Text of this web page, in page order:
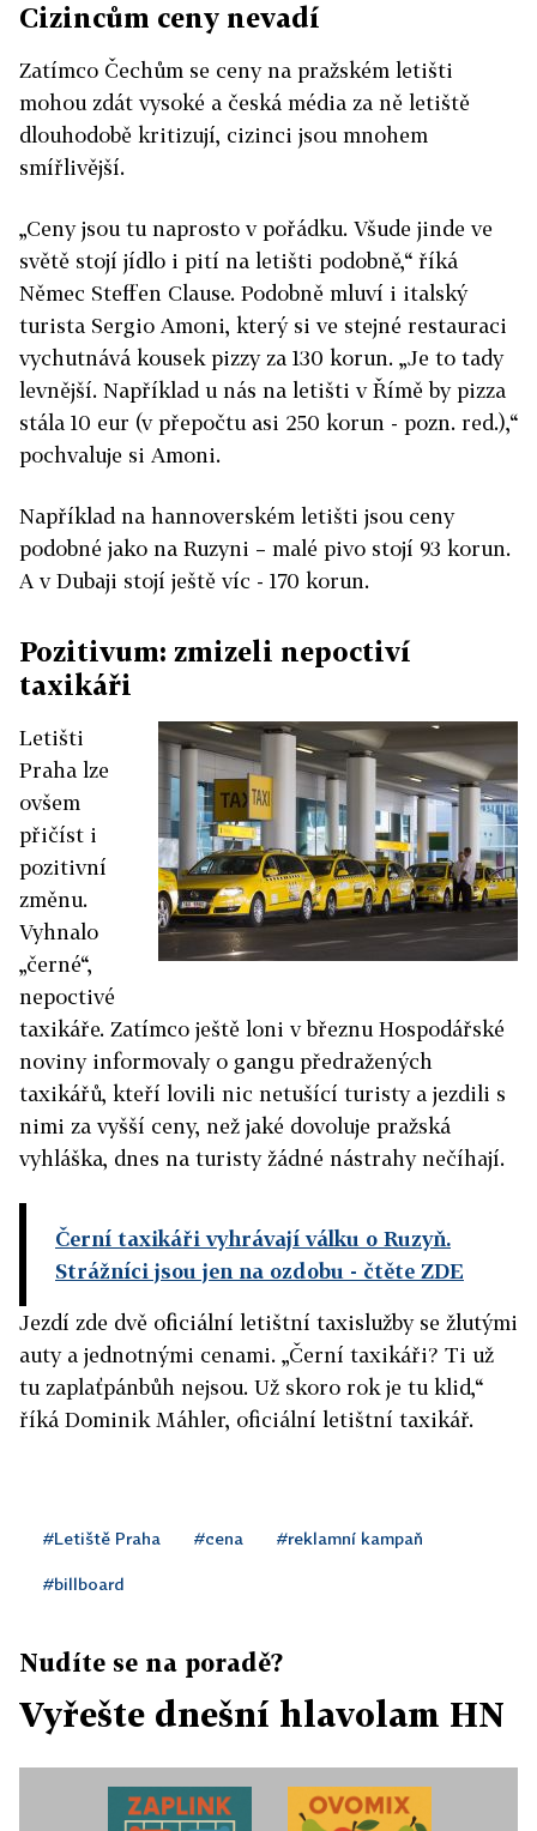
Cizincům ceny nevadí
Zatímco Čechům se ceny na pražském letišti
mohou zdát vysoké a česká média za ně letiště
dlouhodobě kritizují, cizinci jsou mnohem
smířlivější.
„Ceny jsou tu naprosto v pořádku. Všude jinde ve
světě stojí jídlo i pití na letišti podobně,“ říká
Němec Steffen Clause. Podobně mluví i italský
turista Sergio Amoni, který si ve stejné restauraci
vychutnává kousek pizzy za 130 korun. „Je to tady
levnější. Například u nás na letišti v Římě by pizza
stála 10 eur (v přepočtu asi 250 korun - pozn. red.),“
pochvaluje si Amoni.
Například na hannoverském letišti jsou ceny
podobné jako na Ruzyni – malé pivo stojí 93 korun.
A v Dubaji stojí ještě víc - 170 korun.
Pozitivum: zmizeli nepoctiví
taxikáři
Letišti
Praha lze
ovšem
přičíst i
pozitivní
změnu.
Vyhnalo
„černé“,
nepoctivé
taxikáře. Zatímco ještě loni v březnu Hospodářské
noviny informovaly o gangu předražených
taxikářů, kteří lovili nic netušící turisty a jezdili s
nimi za vyšší ceny, než jaké dovoluje pražská
vyhláška, dnes na turisty žádné nástrahy nečíhají.
Černí taxikáři vyhrávají válku o Ruzyň.
Strážníci jsou jen na ozdobu - čtěte ZDE
Jezdí zde dvě oficiální letištní taxislužby se žlutými
auty a jednotnými cenami. „Černí taxikáři? Ti už
tu zaplaťpánbůh nejsou. Už skoro rok je tu klid,“
říká Dominik Máhler, oficiální letištní taxikář.
#Letiště Praha #cena #reklamní kampaň
#billboard
Nudíte se na poradě?
Vyřešte dnešní hlavolam HN